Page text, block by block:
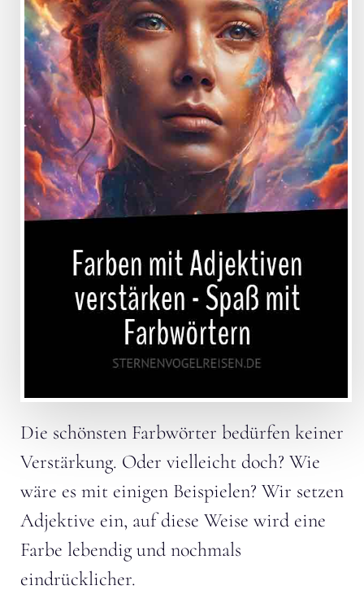
Die schönsten Farbwörter bedürfen keiner
Verstärkung. Oder vielleicht doch? Wie
wäre es mit einigen Beispielen? Wir setzen
Adjektive ein, auf diese Weise wird eine
Farbe lebendig und nochmals
eindrücklicher.